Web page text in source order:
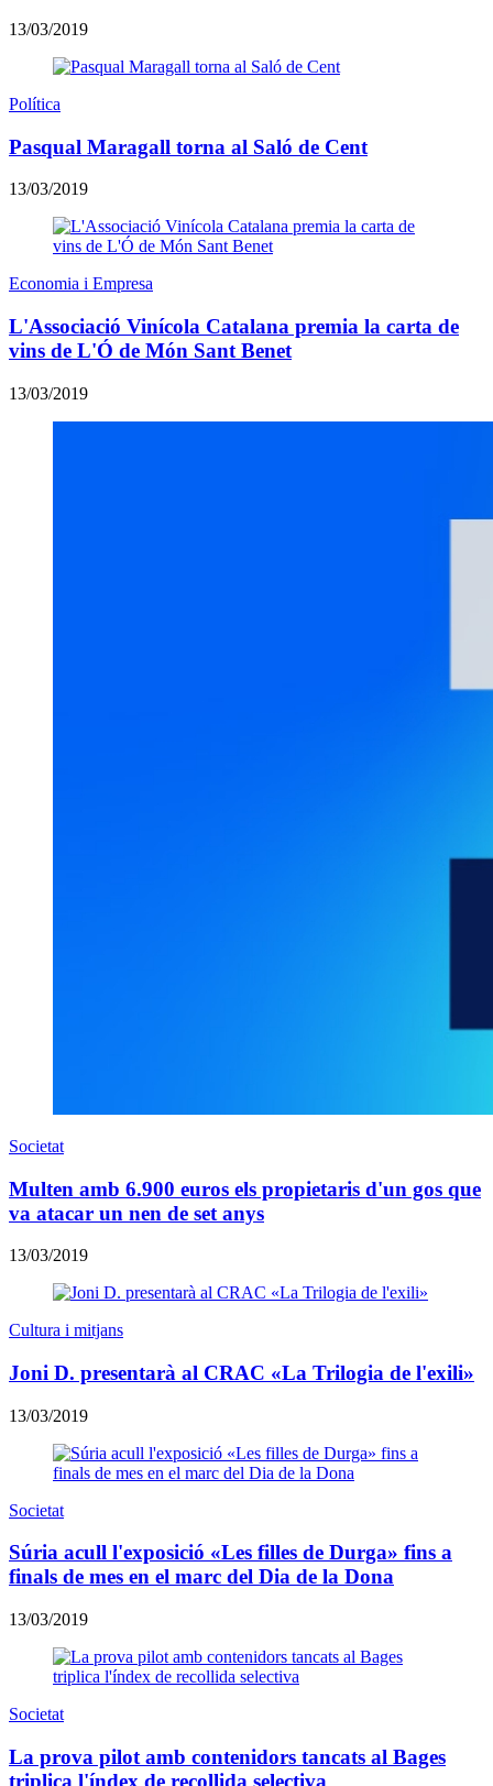
13/03/2019
Política
Pasqual Maragall torna al Saló de Cent
13/03/2019
Economia i Empresa
L'Associació Vinícola Catalana premia la carta de
vins de L'Ó de Món Sant Benet
13/03/2019
Societat
Multen amb 6.900 euros els propietaris d'un gos que
va atacar un nen de set anys
13/03/2019
Cultura i mitjans
Joni D. presentarà al CRAC «La Trilogia de l'exili»
13/03/2019
Societat
Súria acull l'exposició «Les filles de Durga» fins a
finals de mes en el marc del Dia de la Dona
13/03/2019
Societat
La prova pilot amb contenidors tancats al Bages
triplica l'índex de recollida selectiva